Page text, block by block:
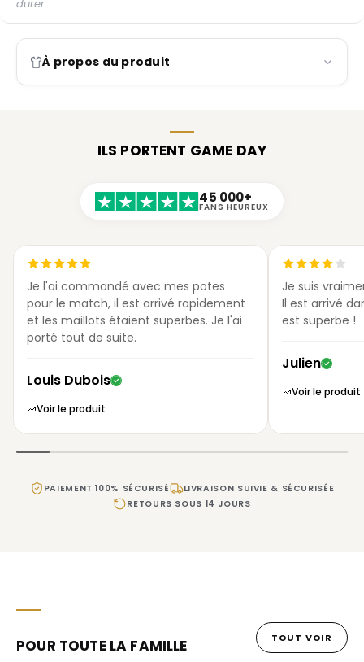
À propos du produit
durer.
ILS PORTENT GAME DAY
45 000+
FANS HEUREUX
Je l'ai commandé avec mes potes
pour le match, il est arrivé rapidement
et les maillots étaient superbes. Je l'ai
porté tout de suite.
Louis Dubois
Voir le produit
Je suis
Il est arrivé
est superbe !
Julien
Voir le produit
PAIEMENT 100% SÉCURISÉ
LIVRAISON SUIVIE & SÉCURISÉE
RETOURS SOUS 14 JOURS
POUR TOUTE LA FAMILLE TOUT VOIR